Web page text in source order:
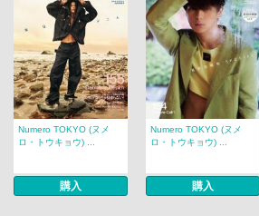
Numero TOKYO (ヌメ
ロ・トウキョウ) ...
購入
Numero TOKYO (ヌメ
ロ・トウキョウ) ...
購入